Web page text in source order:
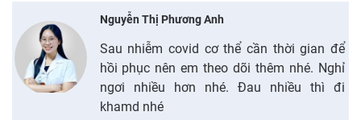
Nguyễn Thị Phương Anh
Sau nhiễm covid cơ thể cần thời gian để
hồi phục nên em theo dõi thêm nhé. Nghỉ
ngơi nhiều hơn nhé. Đau nhiều thì đi
khamd nhé